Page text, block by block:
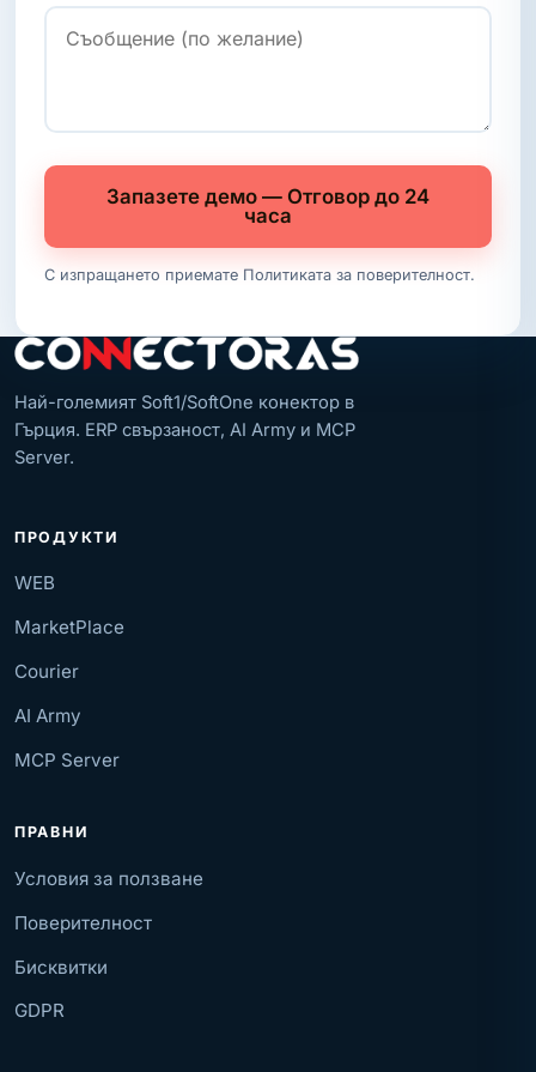
Запазете демо — Отговор до 24
часа
С изпращането приемате Политиката за поверителност.
Най-големият Soft1/SoftOne конектор в
Гърция. ERP свързаност, AI Army и MCP
Server.
ПРОДУКТИ
WEB
MarketPlace
Courier
AI Army
MCP Server
ПРАВНИ
Условия за ползване
Поверителност
Бисквитки
GDPR